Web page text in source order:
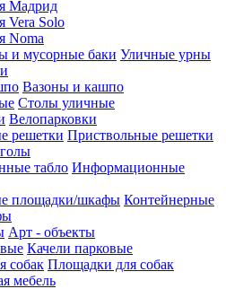
Мадрид
Vera Solo
Noma
Уличные урны
Вазоны и кашпо
Столы уличные
Велопарковки
Приствольные решетки
Информационные
Контейнерные
Арт - объекты
Качели парковые
Площадки для собак
мебель